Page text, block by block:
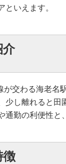
といえます。
介
交わる海老
少し離れると
勤の利便性
徴